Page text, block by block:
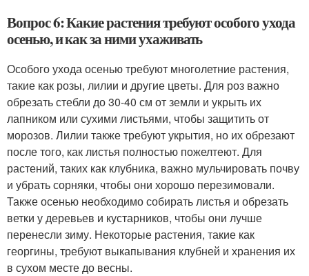
Вопрос 6: Какие растения требуют особого ухода
осенью, и как за ними ухаживать
Особого ухода осенью требуют многолетние растения,
такие как розы, лилии и другие цветы. Для роз важно
обрезать стебли до 30-40 см от земли и укрыть их
лапником или сухими листьями, чтобы защитить от
морозов. Лилии также требуют укрытия, но их обрезают
после того, как листья полностью пожелтеют. Для
растений, таких как клубника, важно мульчировать почву
и убрать сорняки, чтобы они хорошо перезимовали.
Также осенью необходимо собирать листья и обрезать
ветки у деревьев и кустарников, чтобы они лучше
перенесли зиму. Некоторые растения, такие как
георгины, требуют выкапывания клубней и хранения их
в сухом месте до весны.